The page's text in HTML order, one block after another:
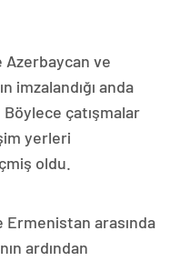
ve
imzalandığı anda
çatışmalar
yerleri
oldu.
Ermenistan arasında
ardından